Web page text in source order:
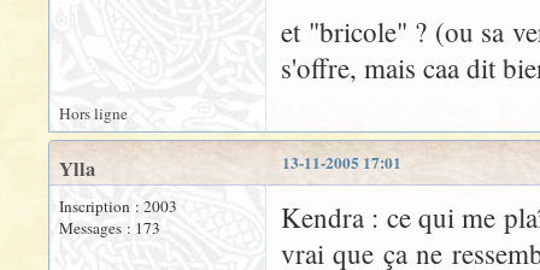
et "bricole" ? (ou sa
s'offre, mais caa dit
Hors ligne
13-11-2005 17:01
Ylla
Inscription : 2003
Messages : 173
Kendra : ce qui me
vrai que ça ne